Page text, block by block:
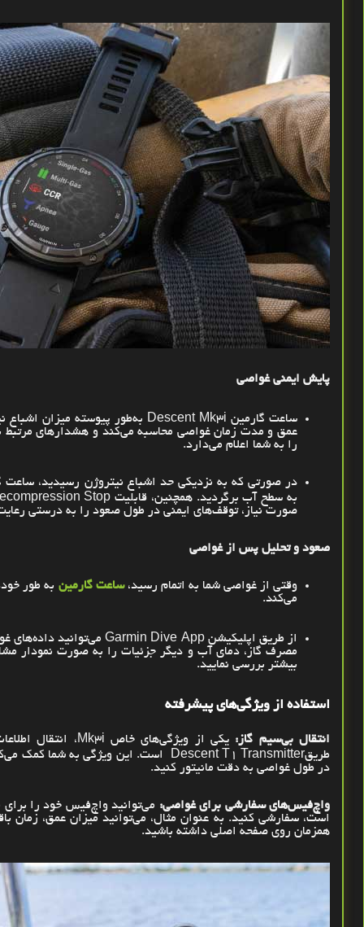
پایش ایمنی غواصی
ساعت گارمین Descent Mk3i به‌طور پیوسته میزان
عمق و مدت زمان غواصی محاسبه می‌کند و هشدارهای مرتبط
را به شما اعلام می‌دارد.
در صورتی که به نزدیکی حد اشباع نیتروژن رسیدید،
به سطح آب برگردید. همچنین، قابلیت Stop
صورت نیاز، توقف‌های ایمنی در طول صعود را به درستی
صعود و تحلیل پس از غواصی
وقتی از غواصی شما به اتمام رسید،ساعت گارمین به طور
می‌کند.
از طریق اپلیکیشنGarmin Dive App می‌توانید داده‌های
مصرف گاز، دمای آب و دیگر جزئیات را به صورت نمودار
بیشتر بررسی نمایید.
استفاده از ویژگی‌های پیشرفته
انتقال بی‌سیم گاز: یکی از ویژگی‌های خاص Mk3i، انتقال
طریقDescent T1 Transmitter
است. این ویژگی به شما کمک
در طول غواصی به دقت مانیتور کنید.
واچ‌فیس‌های سفارشی برای غواصی: می‌توانید واچ‌فیس خود را برای
است، سفارشی کنید. به عنوان مثال، می‌توانید میزان عمق، زمان
همزمان روی صفحه اصلی داشته باشید.